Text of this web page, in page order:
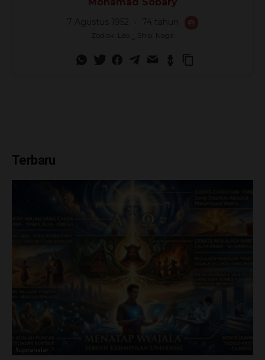
7 Agustus 1952 74 tahun
Zodiak: Leo ‿ Shio: Naga
Terbaru
Supranalar